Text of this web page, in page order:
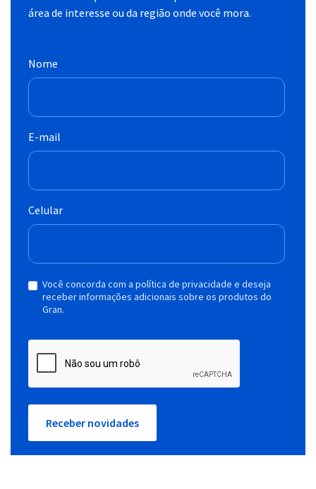
área de interesse ou da região onde você mora.
Nome
E-mail
Celular
Você concorda com a política de privacidade e deseja
receber informações adicionais sobre os produtos do
Gran.
Receber novidades